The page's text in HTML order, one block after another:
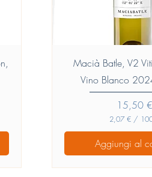
Vista
Macià Batle, V2
Vino Blanco
Prezzo
15,50 €
2,07 € /
0
7
Aggiungi al